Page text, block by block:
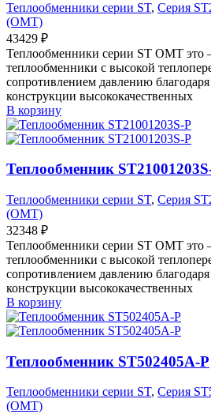
Теплообменники серии ST, Серия
(OMT)
43429 ₽
Теплообменники серии ST OMT
теплообменники с высокой
сопротивлением давлению
конструкции высококачественных
В корзину
Теплообменник
Теплообменники серии ST, Серия
(OMT)
32348 ₽
Теплообменники серии ST OMT
теплообменники с высокой
сопротивлением давлению
конструкции высококачественных
В корзину
Теплообменник ST502405A-P
Теплообменники серии ST, Серия
(OMT)